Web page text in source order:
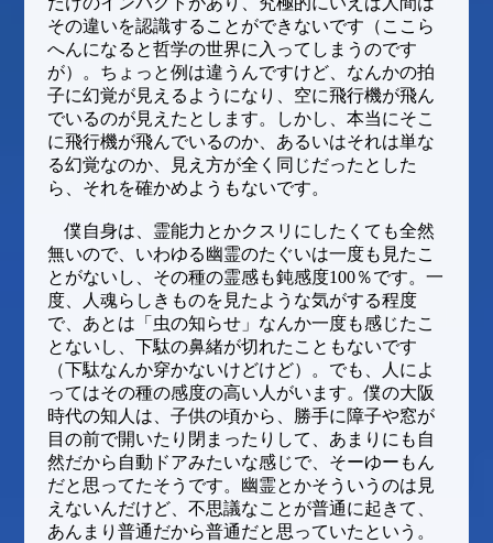
その違いを認識することができないです（ここら
へんになると哲学の世界に入ってしまうのです
が）。ちょっと例は違うんですけど、なんかの拍
子に幻覚が見えるようになり、空に飛行機が飛ん
でいるのが見えたとします。しかし、本当にそこ
に飛行機が飛んでいるのか、あるいはそれは単な
る幻覚なのか、見え方が全く同じだったとした
ら、それを確かめようもないです。
僕自身は、霊能力とかクスリにしたくても全然
無いので、いわゆる幽霊のたぐいは一度も見たこ
とがないし、その種の霊感も鈍感度100％です。一
度、人魂らしきものを見たような気がする程度
で、あとは「虫の知らせ」なんか一度も感じたこ
とないし、下駄の鼻緒が切れたこともないです
（下駄なんか穿かないけどけど）。でも、人によ
ってはその種の感度の高い人がいます。僕の大阪
時代の知人は、子供の頃から、勝手に障子や窓が
目の前で開いたり閉まったりして、あまりにも自
然だから自動ドアみたいな感じで、そーゆーもん
だと思ってたそうです。幽霊とかそういうのは見
えないんだけど、不思議なことが普通に起きて、
あんまり普通だから普通だと思っていたという。